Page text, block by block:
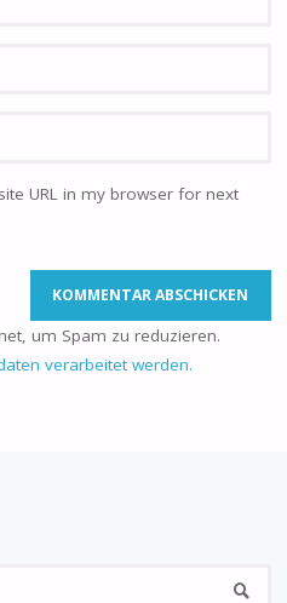
URL in my browser for next
um Spam zu reduzieren.
verarbeitet werden.